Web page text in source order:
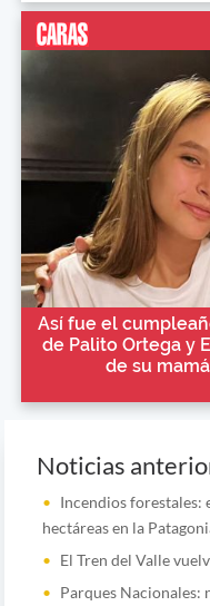
Así fue el
de Palito Ortega y
de su
Noticias
Incendios forestales:
hectáreas en la
El Tren del Valle
Parques Nacionales: